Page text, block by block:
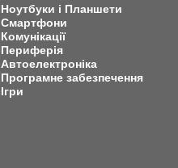
Ноутбуки і Планшети
Смартфони
Комунікації
Периферія
Автоелектроніка
Програмне забезпечення
Ігри